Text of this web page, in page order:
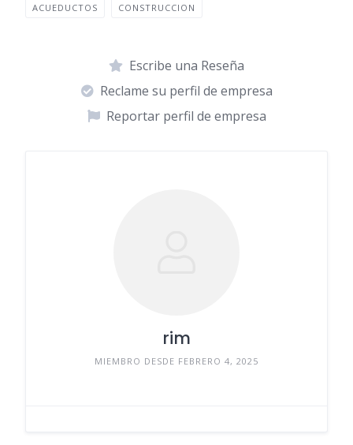
ACUEDUCTOS CONSTRUCCION
Escribe una Reseña
Reclame su perfil de empresa
Reportar perfil de empresa
rim
MIEMBRO DESDE FEBRERO 4, 2025